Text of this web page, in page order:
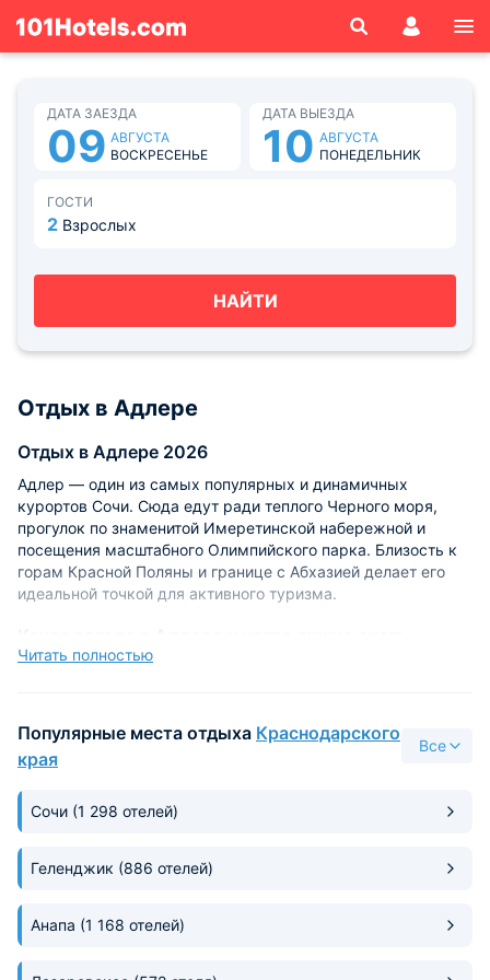
ДАТА ЗАЕЗДА
09 АВГУСТА
ВОСКРЕСЕНЬЕ
ДАТА ВЫЕЗДА
10 АВГУСТА
ПОНЕДЕЛЬНИК
ГОСТИ
2 Взрослых
НАЙТИ
Отдых в Адлере
Отдых в Адлере 2026
Адлер — один из самых популярных и динамичных
курортов Сочи. Сюда едут ради теплого Черного моря,
прогулок по знаменитой Имеретинской набережной и
посещения масштабного Олимпийского парка. Близость к
горам Красной Поляны и границе с Абхазией делает его
идеальной точкой для активного туризма.
отдыхать?
экскурсионного туризма.
Субтропический климат курорта обеспечивает мягкую
зиму и жаркое лето, поэтому отдых в Адлере актуален
круглый год. Однако полноценный купальный сезон на
побережье стартует в июне, когда температура воды в
Пик тепла и максимальный наплыв туристов приходятся на
июль и август. В эти месяцы погода в Адлере стабильно
Читать полностью
Популярные места отдыха Краснодарского
края
Все
Сочи (1 298 отелей)
Геленджик (886 отелей)
Анапа (1 168 отелей)